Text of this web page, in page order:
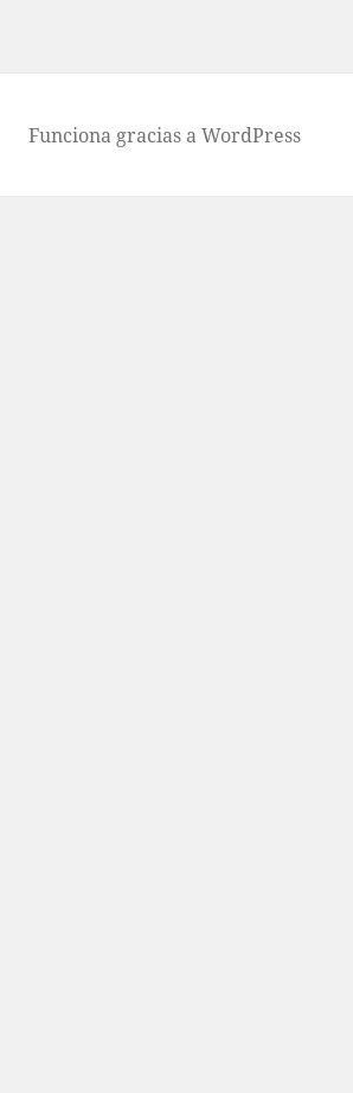
Funciona gracias a WordPress